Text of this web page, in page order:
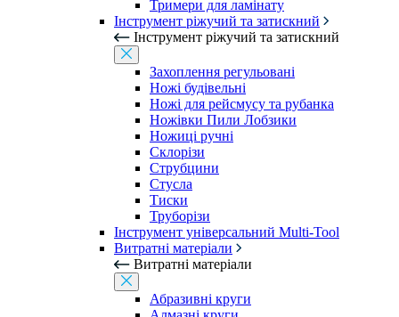
Тримери для ламінату
Інструмент ріжучий та затискний
Інструмент ріжучий та затискний
Захоплення регульовані
Ножі будівельні
Ножі для рейсмусу та рубанка
Ножівки Пили Лобзики
Ножиці ручні
Склорізи
Струбцини
Стусла
Тиски
Труборізи
Інструмент універсальний Multi-Tool
Витратні матеріали
Витратні матеріали
Абразивні круги